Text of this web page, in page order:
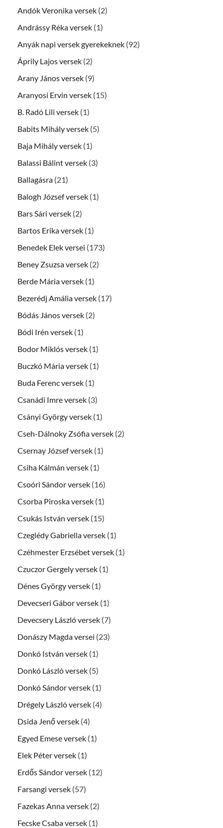
Andók Veronika versek (2)
Andrássy Réka versek (1)
Anyák napi versek gyerekeknek (92)
Áprily Lajos versek (2)
Arany János versek (9)
Aranyosi Ervin versek (15)
B. Radó Lili versek (1)
Babits Mihály versek (5)
Baja Mihály versek (1)
Balassi Bálint versek (3)
Ballagásra (21)
Balogh József versek (1)
Bars Sári versek (2)
Bartos Erika versek (1)
Benedek Elek versei (173)
Beney Zsuzsa versek (2)
Berde Mária versek (1)
Bezerédj Amália versek (17)
Bódás János versek (2)
Bódi Irén versek (1)
Bodor Miklós versek (1)
Buczkó Mária versek (1)
Buda Ferenc versek (1)
Csanádi Imre versek (3)
Csányi György versek (1)
Cseh-Dálnoky Zsófia versek (2)
Csernay József versek (1)
Csiha Kálmán versek (1)
Csoóri Sándor versek (16)
Csorba Piroska versek (1)
Csukás István versek (15)
Czeglédy Gabriella versek (1)
Czéhmester Erzsébet versek (1)
Czuczor Gergely versek (1)
Dénes György versek (1)
Devecseri Gábor versek (1)
Devecsery László versek (7)
Donászy Magda versei (23)
Donkó István versek (1)
Donkó László versek (5)
Donkó Sándor versek (1)
Drégely László versek (4)
Dsida Jenő versek (4)
Egyed Emese versek (1)
Elek Péter versek (1)
Erdős Sándor versek (12)
Farsangi versek (57)
Fazekas Anna versek (2)
Fecske Csaba versek (1)